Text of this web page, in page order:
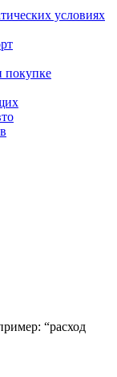
условиях
покупке
“расход